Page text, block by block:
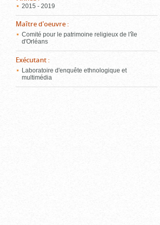
2015 - 2019
Maître d'oeuvre :
Comité pour le patrimoine religieux de l'île
d'Orléans
Exécutant :
Laboratoire d'enquête ethnologique et
multimédia